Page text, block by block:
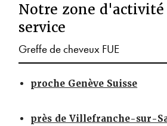
Notre zone d'activité
service
Greffe de cheveux FUE
proche Genève Suisse
près de Villefranche-sur-